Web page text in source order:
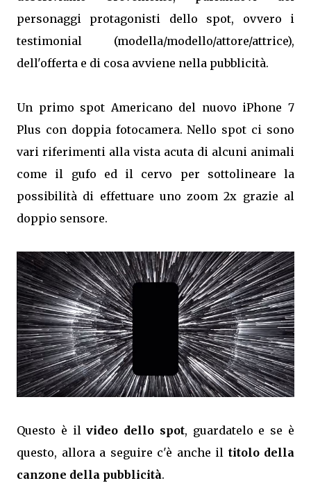
personaggi protagonisti dello spot, ovvero i
testimonial (modella/modello/attore/attrice),
dell'offerta e di cosa avviene nella pubblicità.
Un primo spot Americano del nuovo iPhone 7
Plus con doppia fotocamera. Nello spot ci sono
vari riferimenti alla vista acuta di alcuni animali
come il gufo ed il cervo per sottolineare la
possibilità di effettuare uno zoom 2x grazie al
doppio sensore.
Questo è ilvideo dello spot, guardatelo e se è
questo, allora a seguire c'è anche il titolo della
canzone della pubblicità.